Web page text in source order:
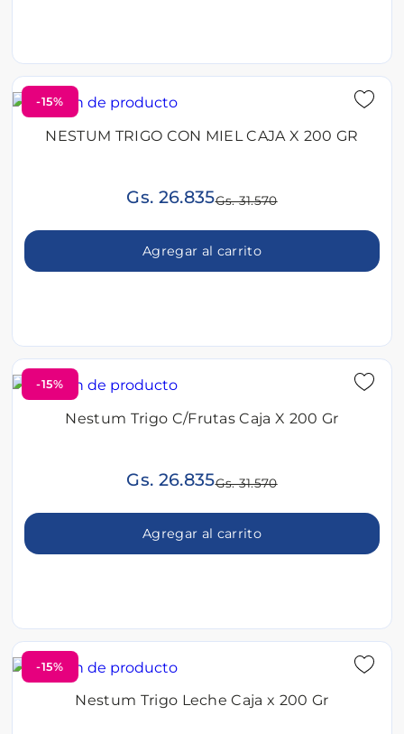
-15%
NESTUM TRIGO CON MIEL CAJA X 200 GR
Gs. 26.835Gs. 31.570
Agregar al carrito
-15%
Nestum Trigo C/Frutas Caja X 200 Gr
Gs. 26.835Gs. 31.570
Agregar al carrito
-15%
Nestum Trigo Leche Caja x 200 Gr